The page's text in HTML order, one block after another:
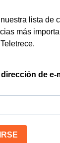
nuestra lista de
más
de e-